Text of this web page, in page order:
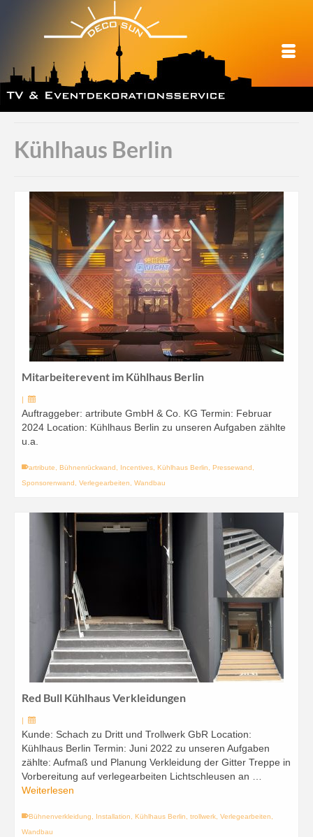
Kühlhaus Berlin
Mitarbeiterevent im Kühlhaus Berlin
|
Auftraggeber: artribute GmbH & Co. KG Termin: Februar
2024 Location: Kühlhaus Berlin zu unseren Aufgaben zählte
u.a.
artribute Bühnenrückwand Incentives Kühlhaus Berlin Pressewand
Sponsorenwand
Verlegearbeiten Wandbau
Red Bull Kühlhaus Verkleidungen
|
Kunde: Schach zu Dritt und Trollwerk GbR Location:
Kühlhaus Berlin Termin: Juni 2022 zu unseren Aufgaben
zählte: Aufmaß und Planung Verkleidung der Gitter Treppe in
Vorbereitung auf verlegearbeiten Lichtschleusen an …
Weiterlesen
Bühnenverkleidung Installation Kühlhaus Berlin trollwerk Verlegearbeiten
Wandbau